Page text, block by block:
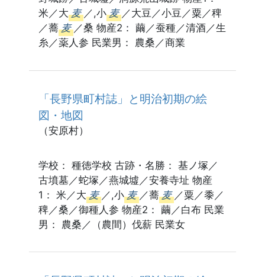
米／大 麦 ／,小 麦 ／大豆／小豆／粟／稗
／蕎 麦 ／桑 物産2： 繭／蚕種／清酒／生
糸／薬人参 民業男： 農桑／商業
「長野県町村誌」と明治初期の絵
図・地図
（安原村）
学校： 種徳学校 古跡・名勝： 基ノ塚／
古墳墓／蛇塚／燕城墟／安養寺址 物産
1： 米／大 麦 ／,小 麦 ／蕎 麦 ／粟／黍／
稗／桑／御種人参 物産2： 繭／白布 民業
男： 農桑／（農間）伐薪 民業女